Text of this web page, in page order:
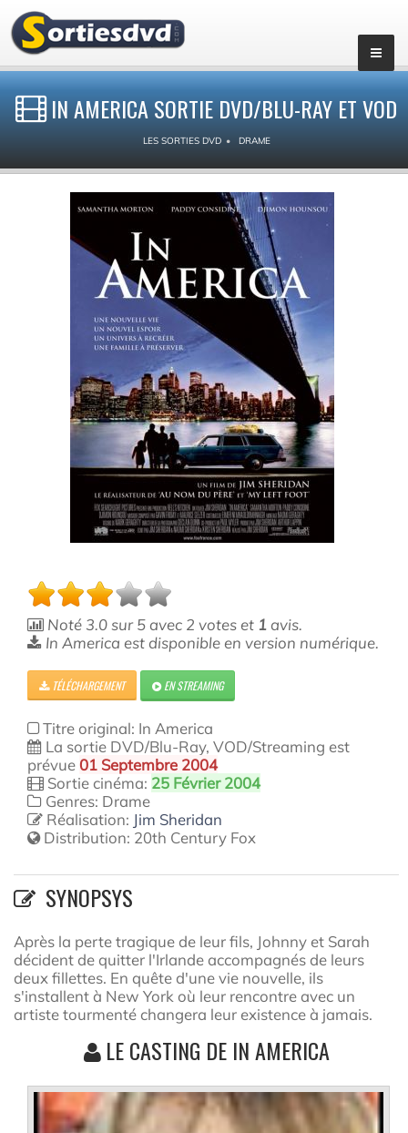
IN AMERICA SORTIE DVD/BLU-RAY ET VOD
LES SORTIES DVD DRAME
Noté 3.0sur5 avec 2 votes et 1 avis.
In America est disponible en version numérique.
TÉLÉCHARGEMENT EN STREAMING
Titre original: In America
La sortie DVD/Blu-Ray, VOD/Streaming est
prévue01 Septembre 2004
Sortie cinéma: 25 Février 2004
Genres: Drame
Réalisation: Jim Sheridan
Distribution: 20th Century Fox
SYNOPSYS
Après la perte tragique de leur fils, Johnny et Sarah
décident de quitter l'Irlande accompagnés de leurs
deux fillettes. En quête d'une vie nouvelle, ils
s'installent à New York où leur rencontre avec un
artiste tourmenté changera leur existence à jamais.
LE CASTING DE IN AMERICA